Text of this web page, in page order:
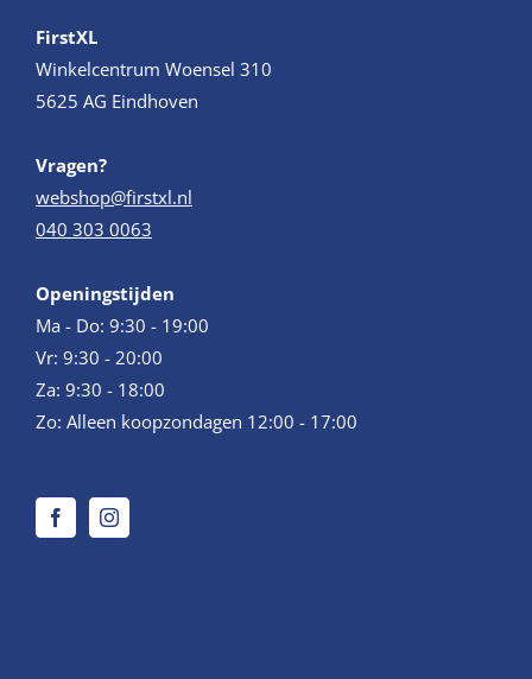
FirstXL
Winkelcentrum Woensel 310
5625 AG Eindhoven
Vragen?
webshop@firstxl.nl
040 303 0063
Openingstijden
Ma - Do: 9:30 - 19:00
Vr: 9:30 - 20:00
Za: 9:30 - 18:00
Zo: Alleen koopzondagen 12:00 - 17:00